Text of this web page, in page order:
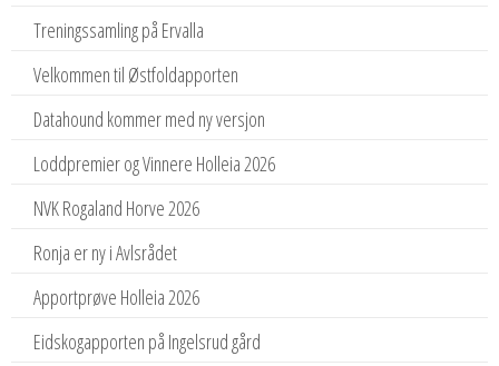
Treningssamling på Ervalla
Velkommen til Østfoldapporten
Datahound kommer med ny versjon
Loddpremier og Vinnere Holleia 2026
NVK Rogaland Horve 2026
Ronja er ny i Avlsrådet
Apportprøve Holleia 2026
Eidskogapporten på Ingelsrud gård